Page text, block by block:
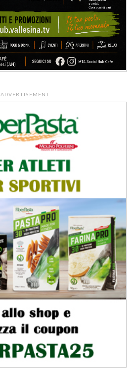
ADVERTISEMENT